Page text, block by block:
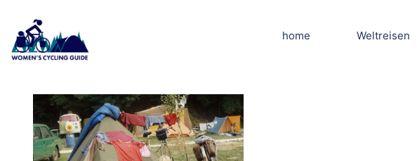
Inhalt
springen
home Weltreisen
IMG002